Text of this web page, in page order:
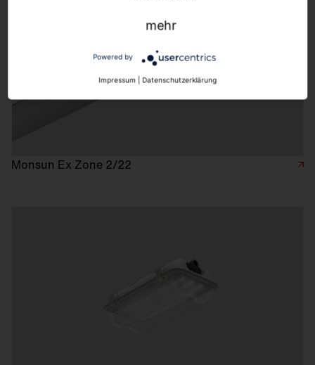
Monsun Ex Zone 2/22
mehr
Powered by
Impressum | Datenschutzerklärung